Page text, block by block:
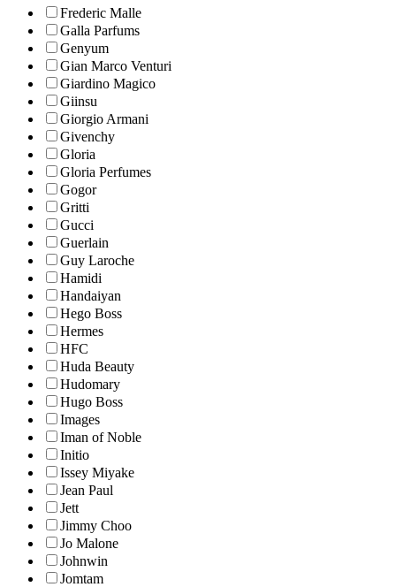
Frederic Malle
Galla Parfums
Genyum
Gian Marco Venturi
Giardino Magico
Giinsu
Giorgio Armani
Givenchy
Gloria
Gloria Perfumes
Gogor
Gritti
Gucci
Guerlain
Guy Laroche
Hamidi
Handaiyan
Hego Boss
Hermes
HFC
Huda Beauty
Hudomary
Hugo Boss
Images
Iman of Noble
Initio
Issey Miyake
Jean Paul
Jett
Jimmy Choo
Jo Malone
Johnwin
Jomtam